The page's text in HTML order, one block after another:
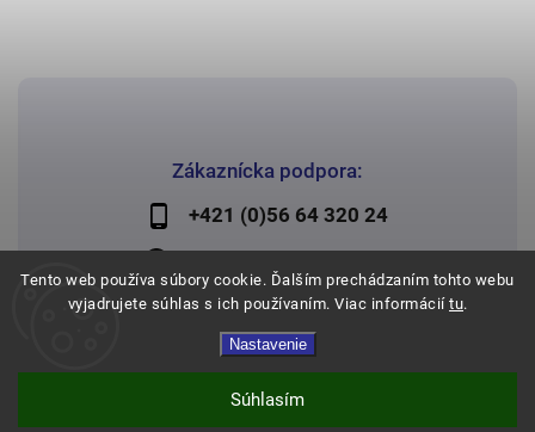
Tento web používa súbory cookie. Ďalším prechádzaním tohto webu
vyjadrujete súhlas s ich používaním. Viac informácií tu.
Nastavenie
Súhlasím
Zákaznícka podpora:
+421 (0)56 64 320 24
Copyright 2026Papier Lechman. Všetky práva vyhradené.
Shoptet | Design